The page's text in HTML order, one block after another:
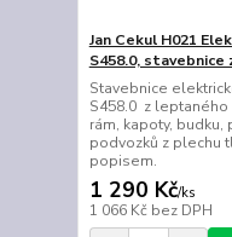
Jan Cekul H021
S458.0,
Stavebnice
S458.0 z
rám, kapoty,
podvozků z plechu
popisem.
1 290 Kč/ks
1 066 Kč bez DPH